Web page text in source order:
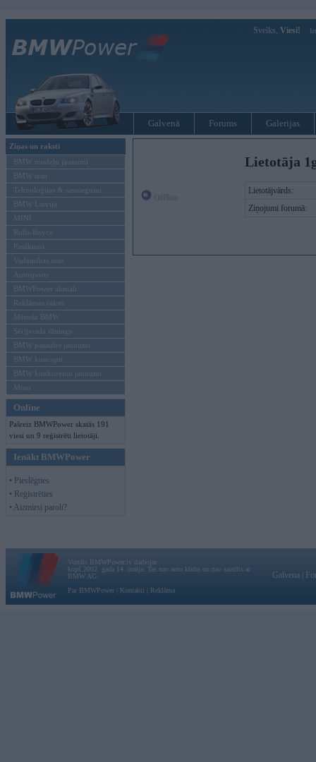
Sveiks, Viesi!
Galvenā Forums Galerijas
Ziņas un raksti
BMW modeļu jaunumi
BMW testi
Tehnoloģijas & sasniegumi
BMW Latvijā
MINI
Rolls-Royce
Pasākumi
Vadāmības tests
Autosports
BMWPower aktuāli
Reklāmas raksti
Mēneša BMW
Sērijveida tūnings
BMW pasaules jaunumi
BMW koncepti
BMW konkurentu jaunumi
Moto
Online
Pašreiz BMWPower skatās 191
viesi un 9 reģistrēti lietotāji.
Ienākt BMWPower
• Pieslēgties
• Reģistrēties
• Aizmirsi paroli?
Lietotāja
Lietotājvārds:
Ziņojumi forumā:
Vortāls BMWPower.lv darbojas
kopš 2002. gada 14. maija. Tas nav auto klubs un nav saistīts ar
BMW AG.
Par BMWPower
Kontakti Reklāma
Galvena